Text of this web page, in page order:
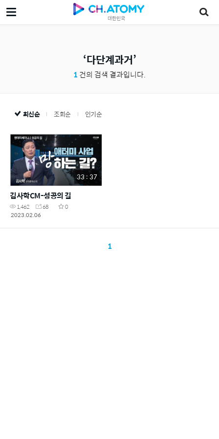
대한민국
다단계과거
1 건의 검색 결과입니다.
최신순 조회순 인기순
33 : 37
김사학CM-성공의 길
1,462 68
0
2023.02.06
1